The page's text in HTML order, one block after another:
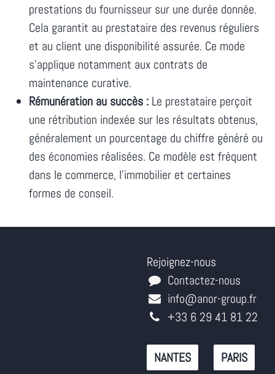
prestations du fournisseur sur une durée donnée.
Cela garantit au prestataire des revenus réguliers
et au client une disponibilité assurée. Ce mode
s'applique notamment aux contrats de
maintenance curative.
Rémunération au succès : Le prestataire perçoit
une rétribution indexée sur les résultats obtenus,
généralement un pourcentage du chiffre généré ou
des économies réalisées. Ce modèle est fréquent
dans le commerce, l'immobilier et certaines
formes de conseil.
Rejoignez-nous
Contactez-nous
info@anor-group.fr
+33 6 29 41 81 22
NANTES PARIS